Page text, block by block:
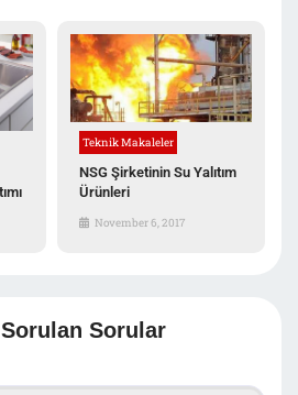
Teknik Makaleler
NSG Şirketinin Su Yalıtım
Ürünleri
November 6, 2017
Sorulan Sorular